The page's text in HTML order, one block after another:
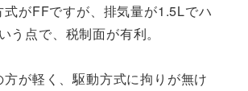
がFFですが、排気量が1.5Lでハ
う点で、税制面が有利。
が軽く、駆動方式に拘りが無け